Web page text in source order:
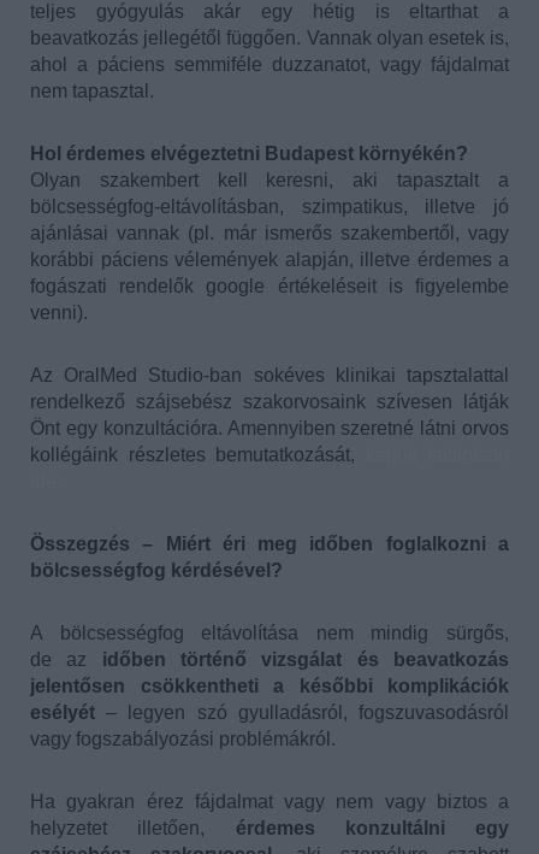
teljes gyógyulás akár egy hétig is eltarthat a
beavatkozás jellegétől függően. Vannak olyan esetek is,
ahol a páciens semmiféle duzzanatot, vagy fájdalmat
nem tapasztal.
Hol érdemes elvégeztetni Budapest környékén?
Olyan szakembert kell keresni, aki tapasztalt a
bölcsességfog-eltávolításban, szimpatikus, illetve jó
ajánlásai vannak (pl. már ismerős szakembertől, vagy
korábbi páciens vélemények alapján, illetve érdemes a
fogászati rendelők google értékeléseit is figyelembe
venni).
Az OralMed Studio-ban sokéves klinikai tapsztalattal
rendelkező szájsebész szakorvosaink szívesen látják
Önt egy konzultációra. Amennyiben szeretné látni orvos
kollégáink részletes bemutatkozását,
Összegzés – Miért éri meg időben foglalkozni a
bölcsességfog kérdésével?
A bölcsességfog eltávolítása nem mindig sürgős,
de az időben történő vizsgálat és beavatkozás
jelentősen csökkentheti a későbbi komplikációk
esélyét – legyen szó gyulladásról, fogszuvasodásról
vagy fogszabályozási problémákról.
Ha gyakran érez fájdalmat vagy nem vagy biztos a
helyzetet illetően, érdemes konzultálni egy